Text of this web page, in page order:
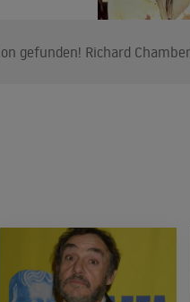
gefunden! Richard